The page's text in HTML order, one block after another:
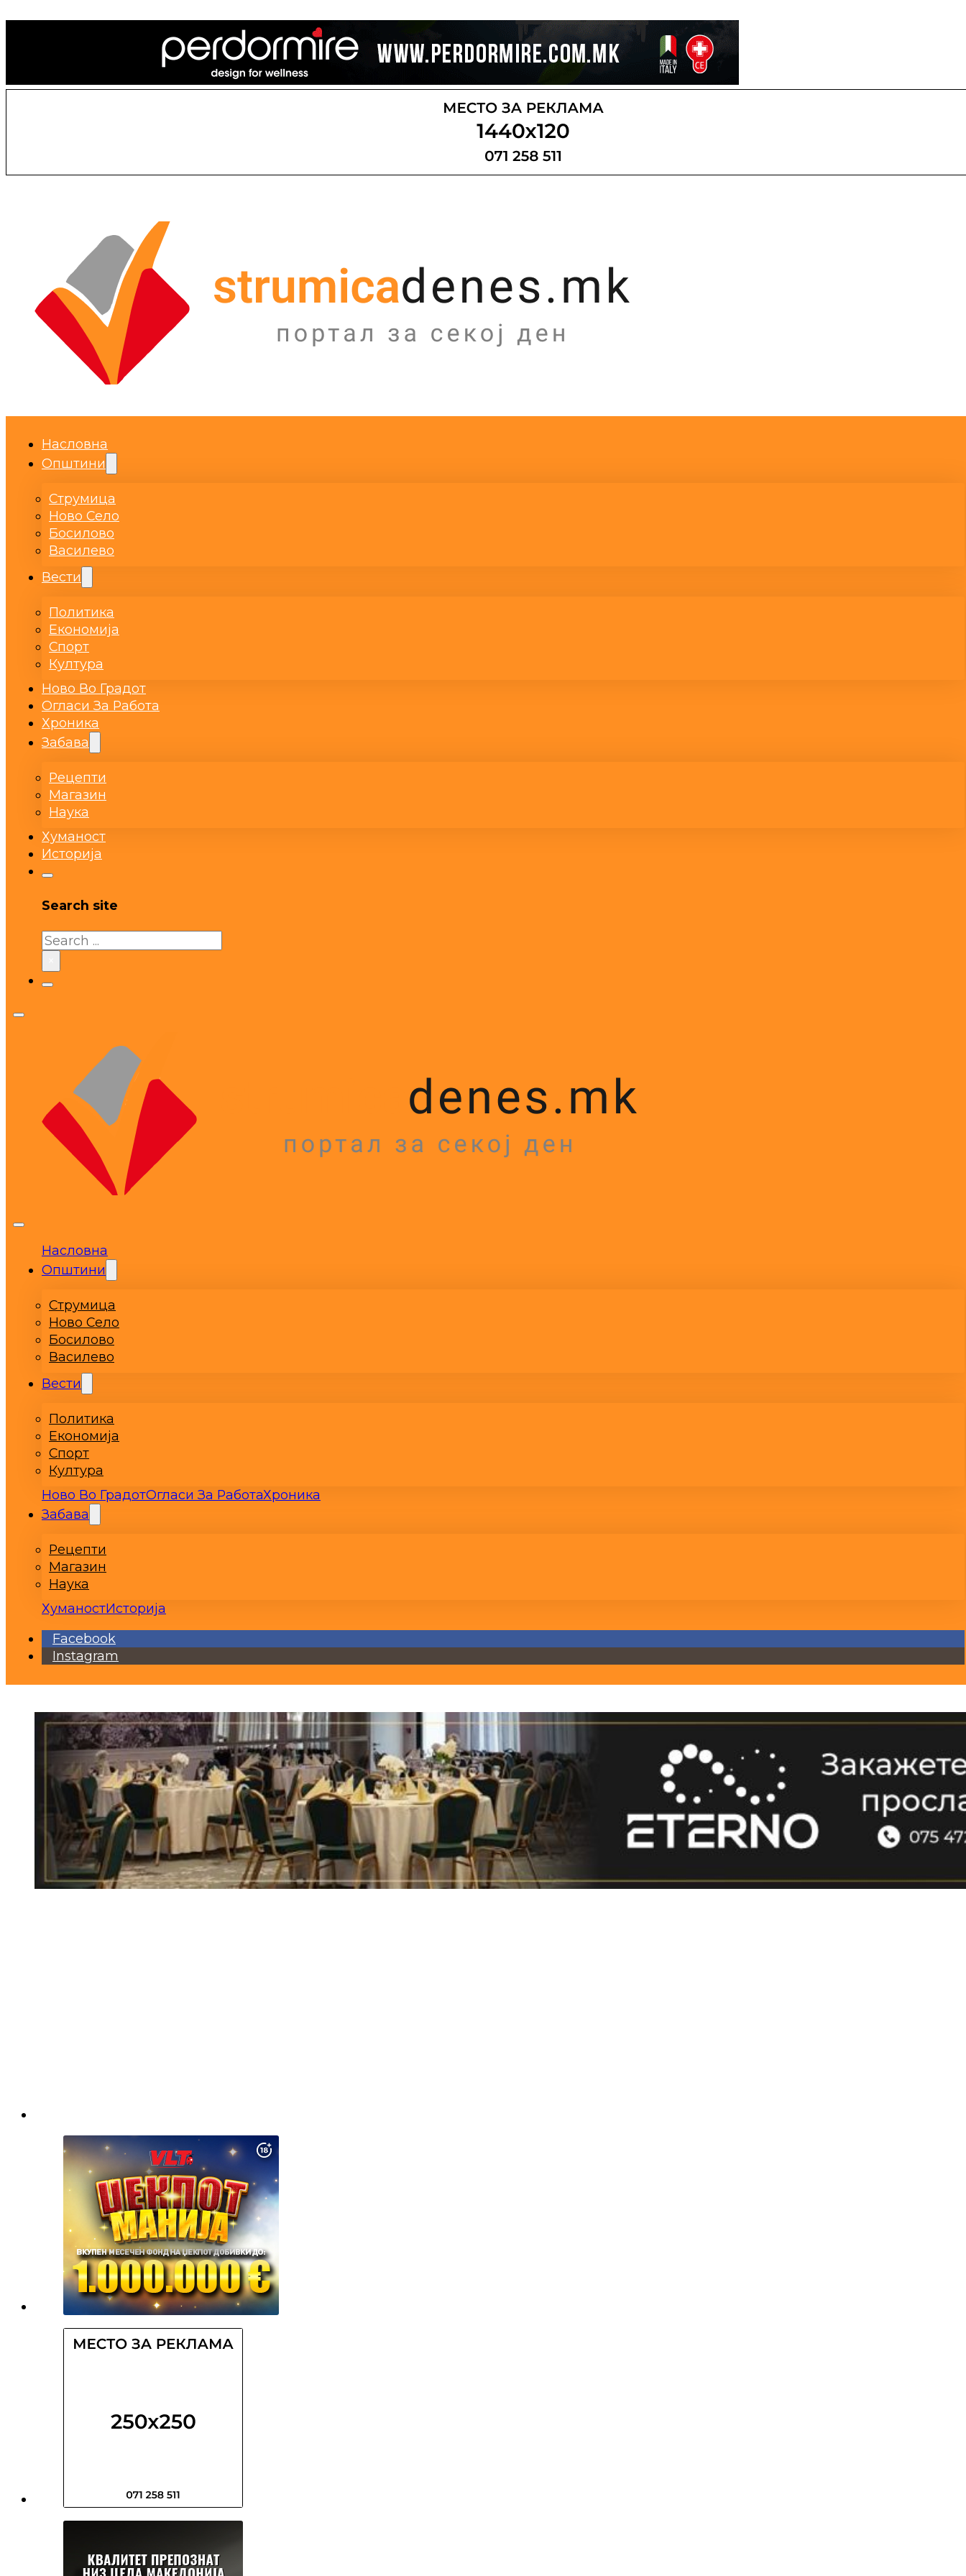
Насловна
Општини
Струмица
Ново Село
Босилово
Василево
Вести
Политика
Економија
Спорт
Култура
Ново Во Градот
Огласи За Работа
Хроника
Забава
Рецепти
Магазин
Наука
Хуманост
Историја
Search site
Search
Насловна
Општини
Струмица
Ново Село
Босилово
Василево
Вести
Политика
Економија
Спорт
Култура
Ново Во ГрадотОгласи За РаботаХроника
Забава
Рецепти
Магазин
Наука
ХуманостИсторија
Facebook
Instagram